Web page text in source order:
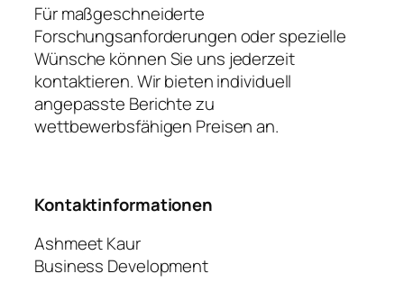
Für maßgeschneiderte
Forschungsanforderungen oder spezielle
Wünsche können Sie uns jederzeit
kontaktieren. Wir bieten individuell
angepasste Berichte zu
wettbewerbsfähigen Preisen an.
Kontaktinformationen
Ashmeet Kaur
Business Development